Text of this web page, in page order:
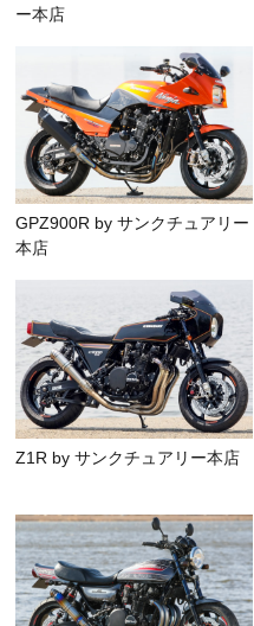
ー本店
GPZ900R by サンクチュアリー
本店
Z1R by サンクチュアリー本店